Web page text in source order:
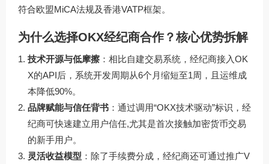
符合欧盟MiCA法规及香港VATP框架。
为什么选择OKX经纪商合作？核心优势拆解
技术开源与低摩擦 ：相比自建交易系统，经纪商接入OK
X的API后，系统开发周期从6个月缩短至1周，且运维成
本降低90%。
品牌赋能与信任背书 ：通过调用“OKX技术驱动”标识，经
纪商可快速建立用户信任,尤其是首次接触加密货币交易
的新手用户。
灵活收益模型 ：除了手续费分成，经纪商还可通过推广V